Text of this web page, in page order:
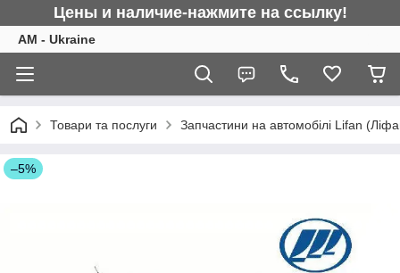
Цены и наличие-нажмите на ссылку!
AM - Ukraine
Товари та послуги Запчастини на автомобілі Lifan
–5%